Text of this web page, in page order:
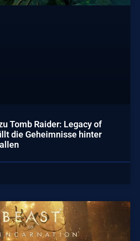
Tomb Raider: Legacy of
die Geheimnisse hinter